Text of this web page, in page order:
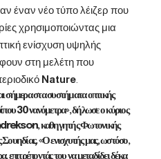
έναν νέο τύπο λέιζερ που
χρησιμοποιώντας μια
ενίσχυση υψηλής
στη μελέτη που
Nature
σήμερα στα συστήματα οπτικής
30 νανόμετρα», δήλωσε ο κύριος
καθηγητής Φωτονικής
«Ο ενισχυτής μας, ωστόσο,
επιτρέποντάς του να μεταδίδει δέκα